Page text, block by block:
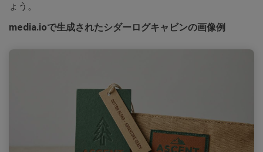
ょう。
media.ioで生成されたシダーログキャビンの画像例